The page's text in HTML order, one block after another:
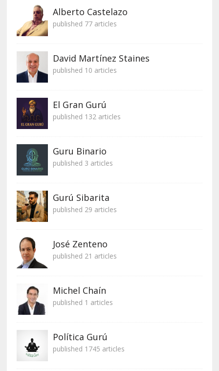
Alberto Castelazo
published 77 articles
David Martínez Staines
published 10 articles
El Gran Gurú
published 132 articles
Guru Binario
published 3 articles
Gurú Sibarita
published 29 articles
José Zenteno
published 21 articles
Michel Chaín
published 1 articles
Política Gurú
published 1745 articles